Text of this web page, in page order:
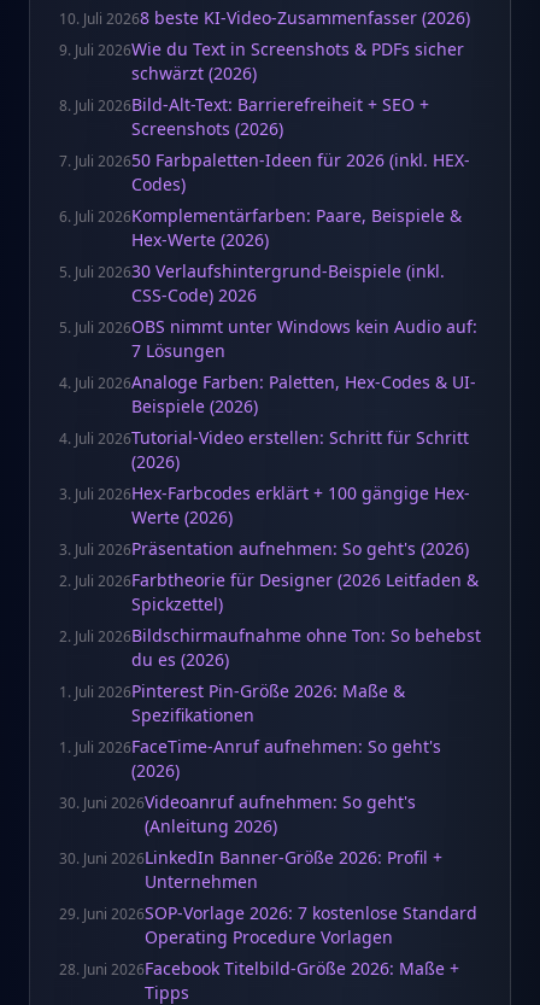
10. Juli 20268 beste KI-Video-Zusammenfasser (2026)
9. Juli 2026Wie du Text in Screenshots & PDFs sicher
schwärzt (2026)
8. Juli 2026Bild-Alt-Text: Barrierefreiheit + SEO +
Screenshots (2026)
7. Juli 202650 Farbpaletten-Ideen für 2026 (inkl. HEX-
Codes)
6. Juli 2026Komplementärfarben: Paare, Beispiele &
Hex-Werte (2026)
5. Juli 202630 Verlaufshintergrund-Beispiele (inkl.
CSS-Code) 2026
5. Juli 2026OBS nimmt unter Windows kein Audio auf:
7 Lösungen
4. Juli 2026Analoge Farben: Paletten, Hex-Codes & UI-
Beispiele (2026)
4. Juli 2026Tutorial-Video erstellen: Schritt für Schritt
(2026)
3. Juli 2026Hex-Farbcodes erklärt + 100 gängige Hex-
Werte (2026)
3. Juli 2026Präsentation aufnehmen: So geht's (2026)
2. Juli 2026Farbtheorie für Designer (2026 Leitfaden &
Spickzettel)
2. Juli 2026Bildschirmaufnahme ohne Ton: So behebst
du es (2026)
1. Juli 2026Pinterest Pin-Größe 2026: Maße &
Spezifikationen
1. Juli 2026FaceTime-Anruf aufnehmen: So geht's
(2026)
30. Juni 2026Videoanruf aufnehmen: So geht's
(Anleitung 2026)
30. Juni 2026LinkedIn Banner-Größe 2026: Profil +
Unternehmen
29. Juni 2026SOP-Vorlage 2026: 7 kostenlose Standard
Operating Procedure Vorlagen
28. Juni 2026Facebook Titelbild-Größe 2026: Maße +
Tipps